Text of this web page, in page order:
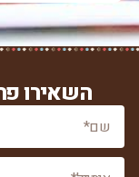
השאירו